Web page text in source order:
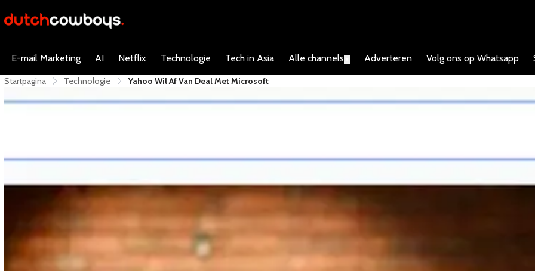
E-mail Marketing AI Netflix Technologie Tech in Asia Alle channels Adverteren Volg ons op Whatsapp
Startpagina Technologie Yahoo Wil Af Van Deal Met Microsoft